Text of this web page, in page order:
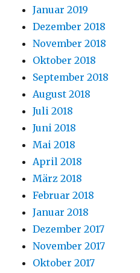
Januar 2019
Dezember 2018
November 2018
Oktober 2018
September 2018
August 2018
Juli 2018
Juni 2018
Mai 2018
April 2018
März 2018
Februar 2018
Januar 2018
Dezember 2017
November 2017
Oktober 2017